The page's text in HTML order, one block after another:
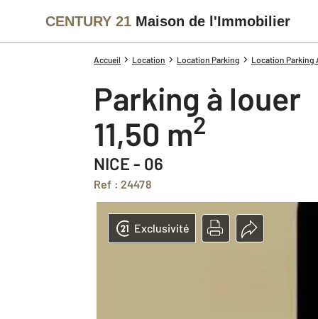
CENTURY 21 Maison de l'Immobilier
Accueil Location Location Parking Location Parking
Parking à louer
11,50 m2
NICE - 06
Ref : 24478
Exclusivité